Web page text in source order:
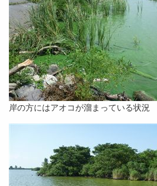
岸の方にはアオコが溜まっている状況